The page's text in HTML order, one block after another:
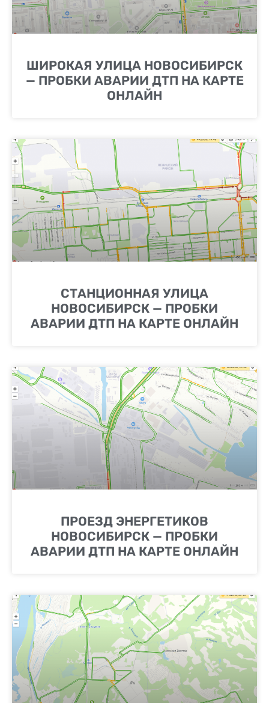
ШИРОКАЯ УЛИЦА НОВОСИБИРСК
— ПРОБКИ АВАРИИ ДТП НА КАРТЕ
ОНЛАЙН
СТАНЦИОННАЯ УЛИЦА
НОВОСИБИРСК — ПРОБКИ
АВАРИИ ДТП НА КАРТЕ ОНЛАЙН
ПРОЕЗД ЭНЕРГЕТИКОВ
НОВОСИБИРСК — ПРОБКИ
АВАРИИ ДТП НА КАРТЕ ОНЛАЙН